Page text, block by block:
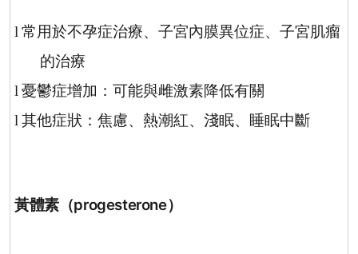
l常用於不孕症治療、子宮內膜異位症、子宮肌瘤
的治療
l憂鬱症增加：可能與雌激素降低有關
l其他症狀：焦慮、熱潮紅、淺眠、睡眠中斷
黃體素（progesterone）